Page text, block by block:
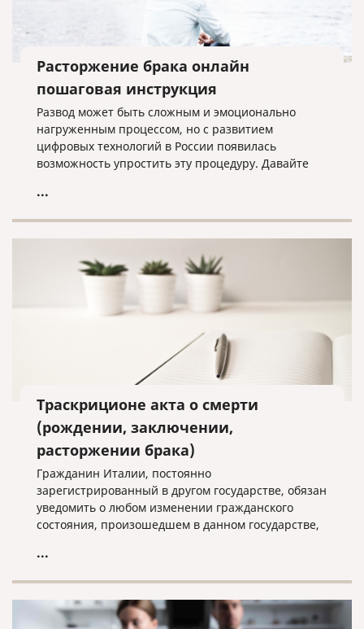
Расторжение брака онлайн
пошаговая инструкция
Развод может быть сложным и эмоционально
нагруженным процессом, но с развитием
цифровых технологий в России появилась
возможность упростить эту процедуру. Давайте
...
Траскриционе акта о смерти
(рождении, заключении,
расторжении брака)
Гражданин Италии, постоянно
зарегистрированный в другом государстве, обязан
уведомить о любом изменении гражданского
состояния, произошедшем в данном государстве,
жительства. В результате уведомления сотрудники
процедура называется «Траскриционе».
...